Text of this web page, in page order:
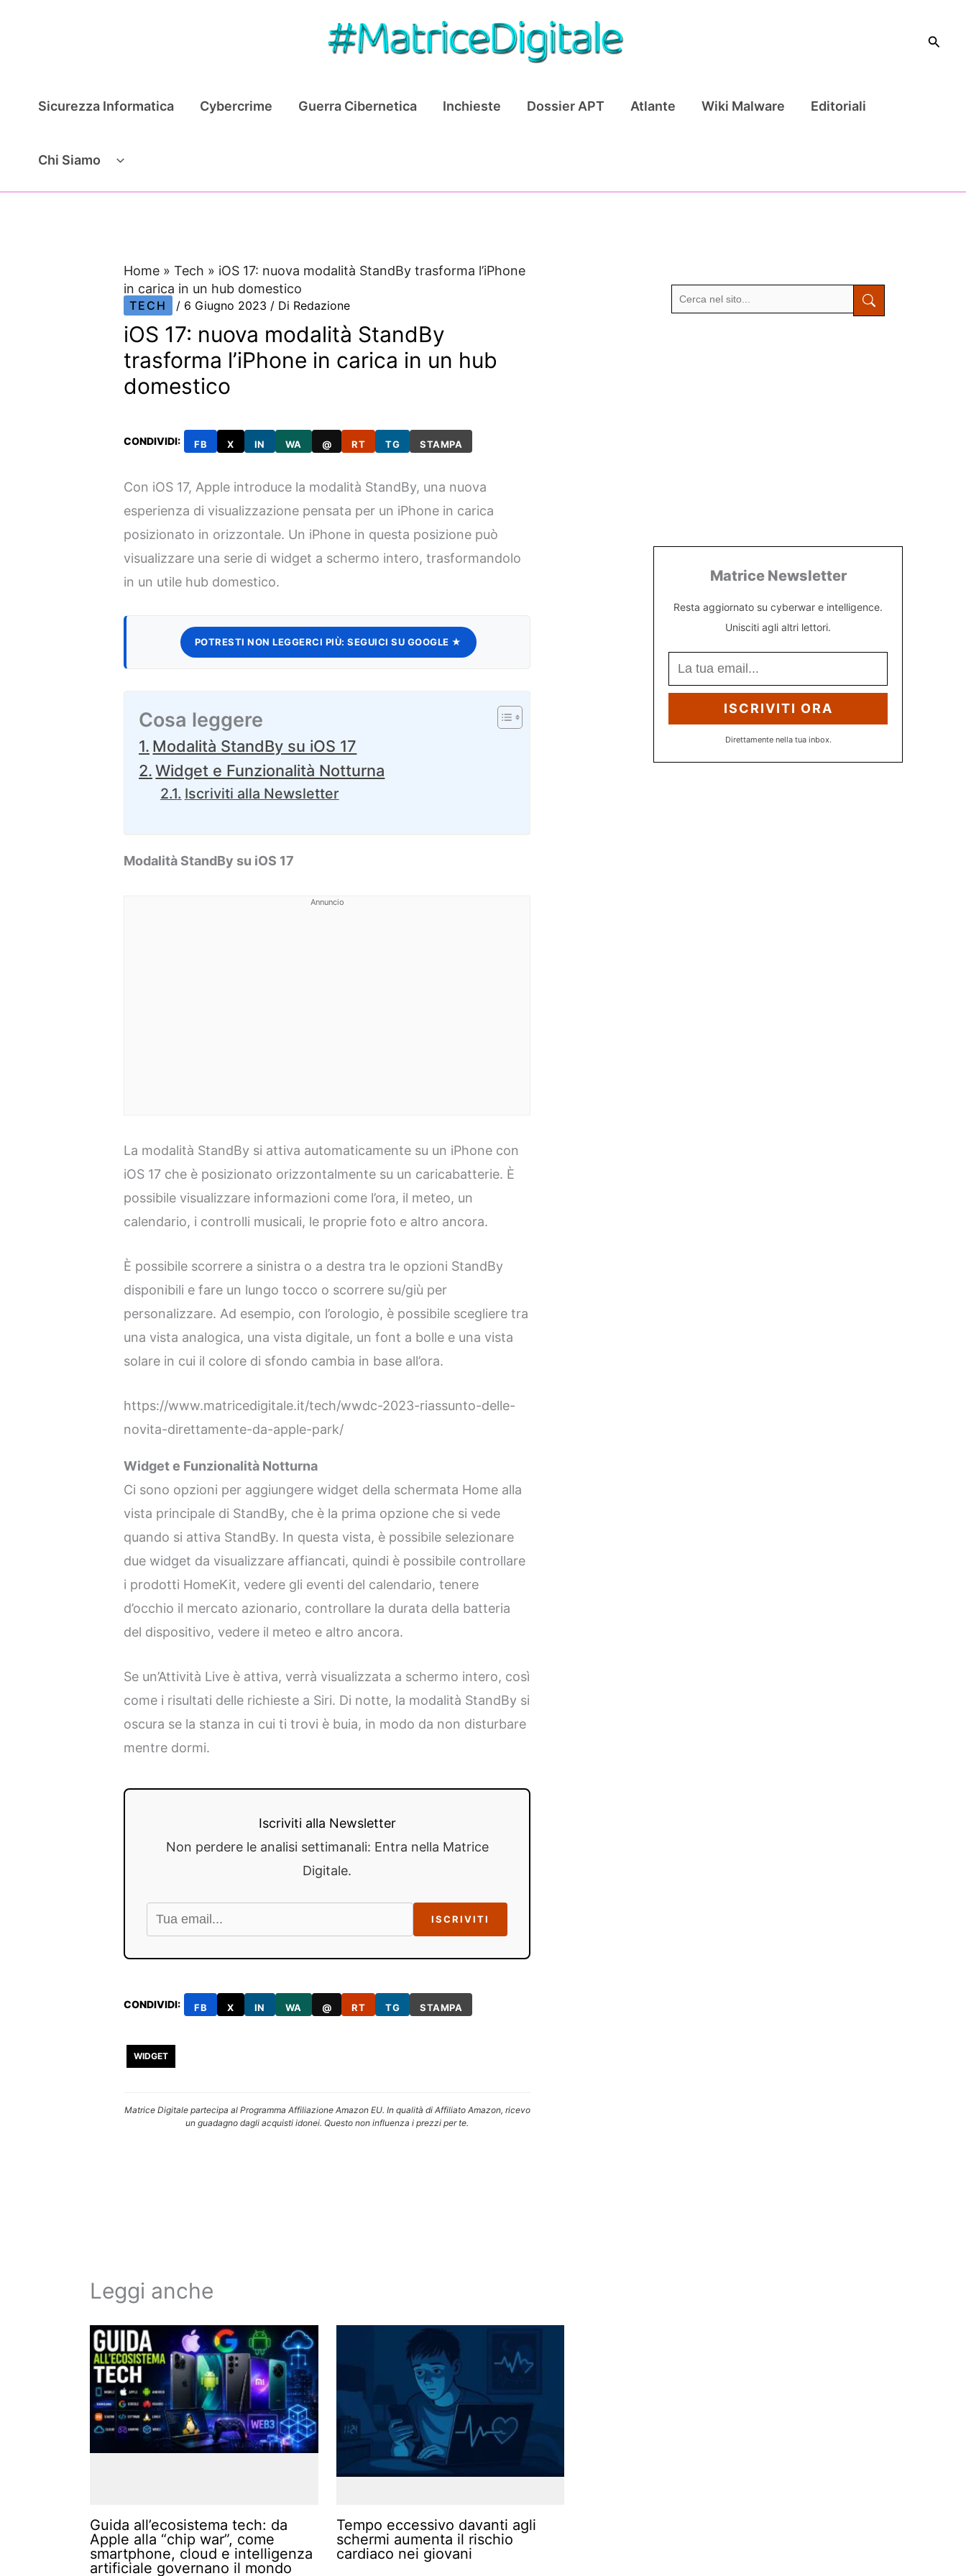
Cerca
Sicurezza Informatica Cybercrime Guerra Cibernetica Inchieste Dossier APT Atlante Wiki Malware Editoriali
Chi Siamo
Home »Tech » iOS 17: nuova modalità StandBy trasforma l’iPhone
in carica in un hub domestico
TECH / 6 Giugno 2023 / Di Redazione
iOS 17: nuova modalità StandBy
trasforma l’iPhone in carica in un hub
domestico
CONDIVIDI: FB X IN WA @ RT TG STAMPA
Con iOS 17, Apple introduce la modalità StandBy, una nuova
esperienza di visualizzazione pensata per un iPhone in carica
posizionato in orizzontale. Un iPhone in questa posizione può
visualizzare una serie di widget a schermo intero, trasformandolo
in un utile hub domestico.
POTRESTI NON LEGGERCI PIÙ: SEGUICI SU GOOGLE ★
Cosa leggere
Modalità StandBy su iOS 17
Widget e Funzionalità Notturna
Iscriviti alla Newsletter
Modalità StandBy su iOS 17
Annuncio
La modalità StandBy si attiva automaticamente su un iPhone con
iOS 17 che è posizionato orizzontalmente su un caricabatterie. È
possibile visualizzare informazioni come l’ora, il meteo, un
calendario, i controlli musicali, le proprie foto e altro ancora.
È possibile scorrere a sinistra o a destra tra le opzioni StandBy
disponibili e fare un lungo tocco o scorrere su/giù per
personalizzare. Ad esempio, con l’orologio, è possibile scegliere tra
una vista analogica, una vista digitale, un font a bolle e una vista
solare in cui il colore di sfondo cambia in base all’ora.
https://www.matricedigitale.it/tech/wwdc-2023-riassunto-delle-
novita-direttamente-da-apple-park/
Widget e Funzionalità Notturna
Ci sono opzioni per aggiungere widget della schermata Home alla
vista principale di StandBy, che è la prima opzione che si vede
quando si attiva StandBy. In questa vista, è possibile selezionare
due widget da visualizzare affiancati, quindi è possibile controllare
i prodotti HomeKit, vedere gli eventi del calendario, tenere
d’occhio il mercato azionario, controllare la durata della batteria
del dispositivo, vedere il meteo e altro ancora.
Se un’Attività Live è attiva, verrà visualizzata a schermo intero, così
come i risultati delle richieste a Siri. Di notte, la modalità StandBy si
oscura se la stanza in cui ti trovi è buia, in modo da non disturbare
mentre dormi.
Iscriviti alla Newsletter
Non perdere le analisi settimanali: Entra nella Matrice
Digitale.
ISCRIVITI
CONDIVIDI: FB X IN WA @ RT TG STAMPA
WIDGET
Matrice Digitale partecipa al Programma Affiliazione Amazon EU. In qualità di Affiliato Amazon, ricevo
un guadagno dagli acquisti idonei. Questo non influenza i prezzi per te.
Leggi anche
Guida all’ecosistema tech: da
Apple alla “chip war”, come
smartphone, cloud e intelligenza
artificiale governano il mondo
Tempo eccessivo davanti agli
schermi aumenta il rischio
cardiaco nei giovani
Matrice Newsletter
Resta aggiornato su cyberwar e intelligence.
Unisciti agli altri lettori.
ISCRIVITI ORA
Direttamente nella tua inbox.